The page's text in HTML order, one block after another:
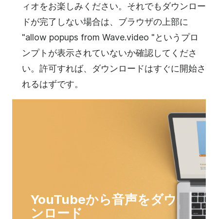
ィオをお楽しみください。それでもダウンロー
ドが完了しない場合は、ブラウザの上部に
"allow popups from Wave.video "というプロ
ンプトが表示されていないか確認してくださ
い。許可すれば、ダウンロードはすぐに開始さ
れるはずです。
YouTubeから音声をダウ
ンロード